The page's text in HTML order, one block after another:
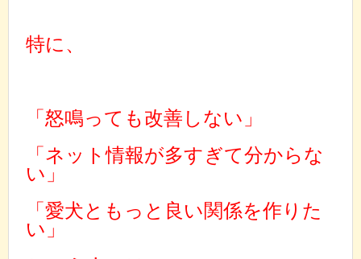
特に、
「怒鳴っても改善しない」
「ネット情報が多すぎて分からな
い」
「愛犬ともっと良い関係を作りた
い」